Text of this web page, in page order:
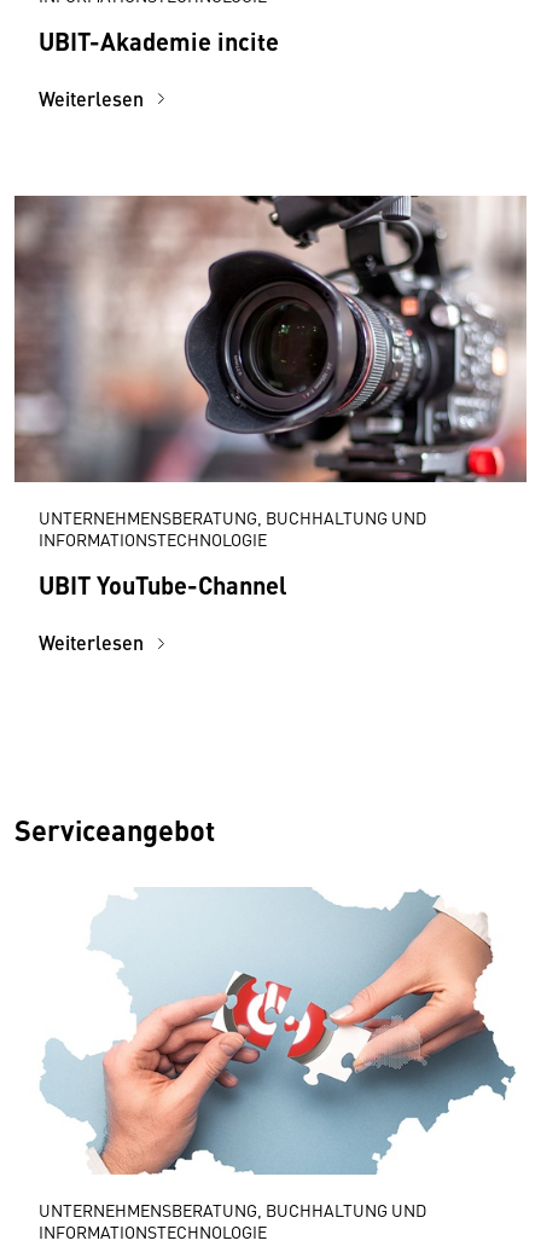
UBIT-Akademie incite
Weiterlesen
UNTERNEHMENSBERATUNG, BUCHHALTUNG UND
INFORMATIONSTECHNOLOGIE
UBIT YouTube-Channel
Weiterlesen
Serviceangebot
UNTERNEHMENSBERATUNG, BUCHHALTUNG UND
INFORMATIONSTECHNOLOGIE